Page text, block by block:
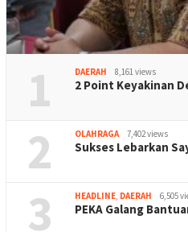
1 DAERAH 8,161 views
2 Point Keyakinan
2 OLAHRAGA 7,402 views
Sukses Lebarkan
3 HEADLINE, DAERAH 6,505
PEKA Galang